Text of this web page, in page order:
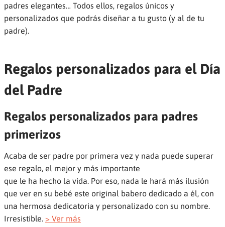
padres elegantes… Todos ellos, regalos únicos y
personalizados que podrás diseñar a tu gusto (y al de tu
padre).
Regalos personalizados para el Día
del Padre
Regalos personalizados para padres
primerizos
Acaba de ser padre por primera vez y nada puede superar
ese regalo, el mejor y más importante
que le ha hecho la vida. Por eso, nada le hará más ilusión
que ver en su bebé este original babero dedicado a él, con
una hermosa dedicatoria y personalizado con su nombre.
Irresistible. > Ver más